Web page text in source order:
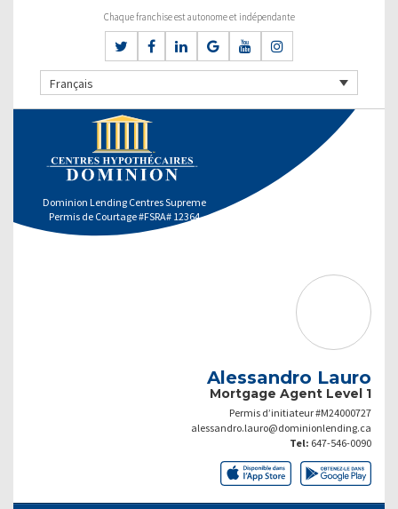
Chaque franchise est autonome et indépendante
Français
Dominion Lending Centres Supreme
Permis de Courtage #FSRA# 12364
Alessandro Lauro
Mortgage Agent Level 1
Permis d’initiateur #M24000727
alessandro.lauro@dominionlending.ca
Tel: 647-546-0090